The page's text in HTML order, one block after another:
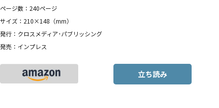
ページ数：240ページ
サイズ：210×148（mm）
発行：クロスメディア･パブリッシング
発売：インプレス
立ち読み